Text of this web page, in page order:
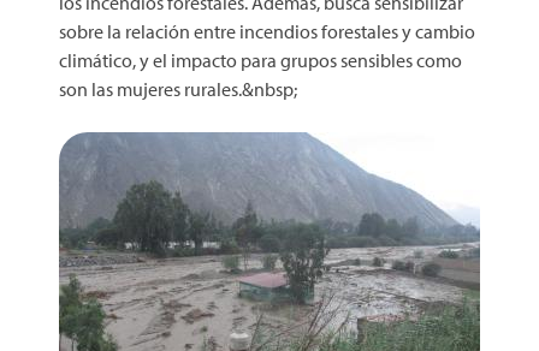
sobre la relación entre incendios forestales y cambio
climático, y el impacto para grupos sensibles como
son las mujeres rurales.&nbsp;